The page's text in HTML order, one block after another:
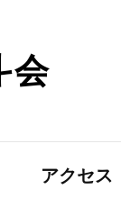
会
アクセス